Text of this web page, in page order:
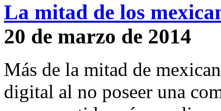
La mitad de los
20 de marzo de 2014
Más de la mitad de
digital al no poseer una